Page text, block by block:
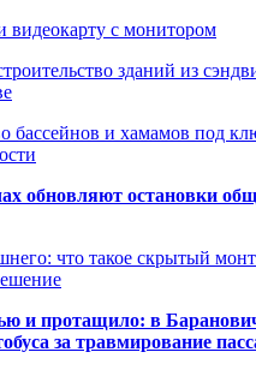
видеокарту с монитором
зданий из
бассейнов и хамамов под
обновляют остановки
что такое скрытый
и протащило: в
за травмирование